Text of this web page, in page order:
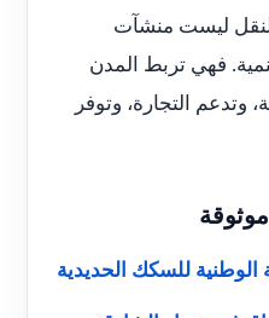
ليست منشآت
فهي تربط المدن
وتدعم التجارة، وتوفر
الوطنية للسكك الحديدية